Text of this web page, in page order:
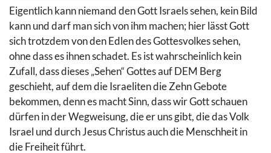
Eigentlich kann niemand den Gott Israels sehen, kein Bild
kann und darf man sich von ihm machen; hier lässt Gott
sich trotzdem von den Edlen des Gottesvolkes sehen,
ohne dass es ihnen schadet. Es ist wahrscheinlich kein
Zufall, dass dieses „Sehen“ Gottes auf DEM Berg
geschieht, auf dem die Israeliten die Zehn Gebote
bekommen, denn es macht Sinn, dass wir Gott schauen
dürfen in der Wegweisung, die er uns gibt, die das Volk
Israel und durch Jesus Christus auch die Menschheit in
die Freiheit führt.